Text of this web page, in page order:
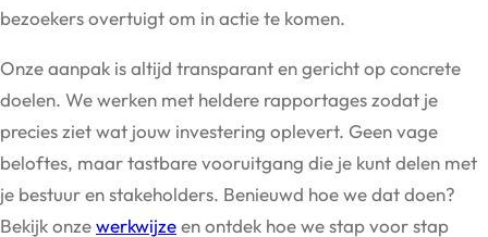
bezoekers overtuigt om in actie te komen.
Onze aanpak is altijd transparant en gericht op concrete
doelen. We werken met heldere rapportages zodat je
precies ziet wat jouw investering oplevert. Geen vage
beloftes, maar tastbare vooruitgang die je kunt delen met
je bestuur en stakeholders. Benieuwd hoe we dat doen?
Bekijk onzewerkwijzeen ontdek hoe we stap voor stap